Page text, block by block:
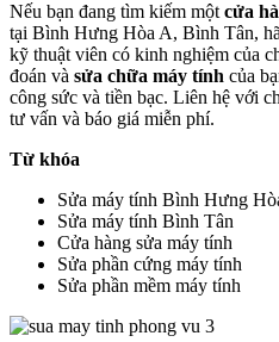
Nếu bạn đang tìm kiếm một cửa
tại Bình Hưng Hòa A, Bình Tân,
kỹ thuật viên có kinh nghiệm của
đoán và sửa chữa máy tính của
công sức và tiền bạc. Liên hệ với
tư vấn và báo giá miễn phí.
Từ khóa
Sửa máy tính Bình Hưng
Sửa máy tính Bình Tân
Cửa hàng sửa máy tính
Sửa phần cứng máy tính
Sửa phần mềm máy tính